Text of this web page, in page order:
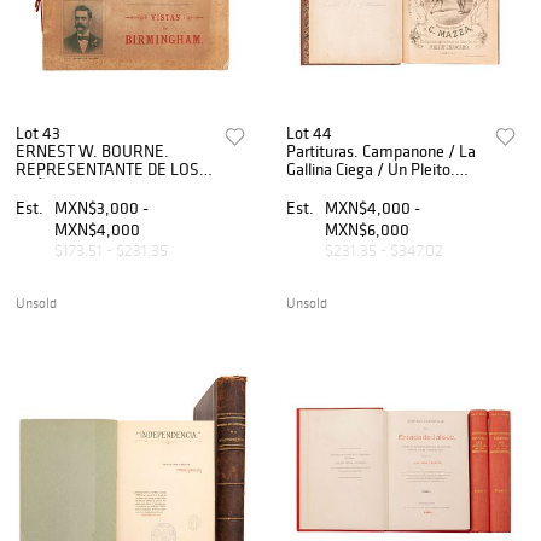
Lot 43
ERNEST W. BOURNE.
REPRESENTANTE DE LOS
BROTHERS, DE
BIRMINGHAM
INGLATERRA.
Est.
MXN$3,000 -
MXN$4,000
$173.51 - $231.35
Unsold
Lot 44
Partituras. Campanone / La
Gallina Ciega / Un Pleito.
Est.
MXN$4,000 -
MXN$6,000
$231.35 - $347.02
Unsold